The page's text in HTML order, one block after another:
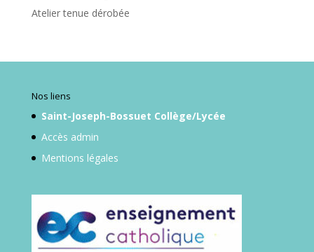
Atelier tenue dérobée
Nos liens
Saint-Joseph-Bossuet Collège/Lycée
Accès admin
Mentions légales